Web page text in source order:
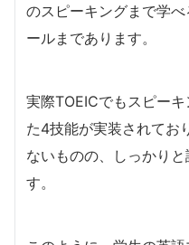
のスピーキングまで学
ールまであります。
実際TOEICでもスピー
た4技能が実装されてお
ないものの、しっかり
す。